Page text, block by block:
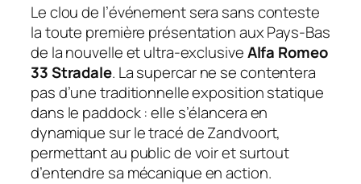
Le clou de l’événement sera sans conteste
la toute première présentation aux Pays-Bas
de la nouvelle et ultra-exclusiveAlfa Romeo
33 Stradale. La supercar ne se contentera
pas d’une traditionnelle exposition statique
dans le paddock : elle s’élancera en
dynamique sur le tracé de Zandvoort,
permettant au public de voir et surtout
d’entendre sa mécanique en action.